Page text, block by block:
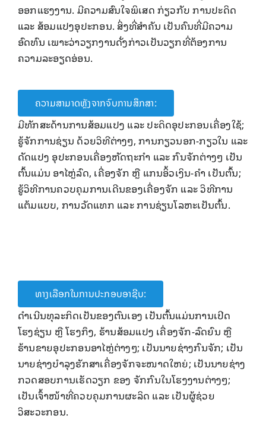
ອອກແຮງງານ. ມີຄວາມສົນໃຈພິເສດ ກ່ຽວກັບ ການປະດິດ
ແລະ ສ້ອມແປງອຸປະກອນ. ສິ່ງທີ່ສໍາຄັນ ເປັນຄົນທີ່ມີຄວາມ
ອົດທົນ ເພາະວ່າວຽກງານດັ່ງກ່າວເປັນວຽກທີ່ຕ້ອງການ
ຄວາມລະອຽດອ່ອນ.
ຄວາມສາມາດຫຼັງຈາກຈົບການສຶກສາ:
ມີທັກສະດ້ານການສ້ອມແປງ ແລະ ປະດິດອຸປະກອນເຄື່ອງໃຊ້;
ຮູ້ຈັກການຊ່ຽນ ດ້ວຍວິທີຕ່າງໆ, ການກຽວນອກ-ກຽວໃນ ແລະ
ດັດແປງ ອຸປະກອນເຄື່ອງຫັດຖະກໍາ ແລະ ກົນຈັກຕ່າງໆ ເປັນ
ຕົ້ນແມ່ນ ອາໄຫຼ່ລົດ, ເຄື່ອງຈັກ ຫຼື ແກນອິ້ວເງິນ-ຄໍາ ເປັນຕົ້ນ;
ຮູ້ວິທີການຄວບຄຸມການເດີນຂອງເຄື່ອງຈັກ ແລະ ວິທີການ
ແຕ້ມແບບ, ການວັດແທກ ແລະ ການຊ່ຽນໂລຫະເປັນຕົ້ນ.
ທາງເລືອກໃນການປະກອບອາຊີບ:
ດໍາເນີນທຸລະກິດເປັນຂອງຕົນເອງ ເປັນຕົ້ນແມ່ນການເປີດ
ໂຮງຊ່ຽນ ຫຼື ໂຮງກຶງ, ຮ້ານສ້ອມແປງ ເຄື່ອງຈັກ-ລົດຍົນ ຫຼື
ຮ້ານຂາຍອຸປະກອນອາໄຫຼ່ຕ່າງໆ; ເປັນນາຍຊ່າງກົນຈັກ; ເປັນ
ນາຍຊ່າງບໍາລຸງຮັກສາເຄື່ອງຈັກຈະໜາດໃຫຍ່; ເປັນນາຍຊ່າງ
ກວດສອບການເຮັດວຽກ ຂອງ ຈັກກົນໃນໂຮງງານຕ່າງໆ;
ເປັນເຈົ້າໜ້າທີ່ຄວບຄຸມການຜະລິດ ແລະ ເປັນຜູ້ຊ່ວຍ
ວິສະວະກອນ.